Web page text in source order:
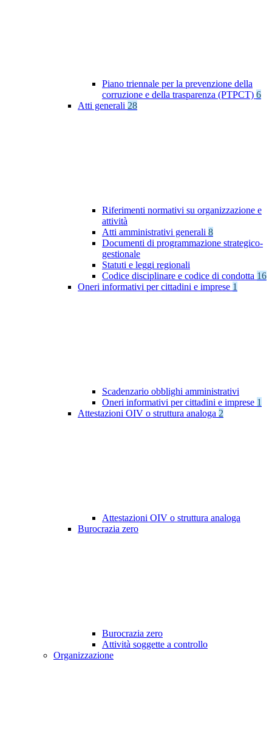
Piano triennale per la prevenzione della
corruzione e della trasparenza (PTPCT) 6
Atti generali 28
Riferimenti normativi su organizzazione e
attività
Atti amministrativi generali 8
Documenti di programmazione strategico-
gestionale
Statuti e leggi regionali
Codice disciplinare e codice di condotta 16
Oneri informativi per cittadini e imprese 1
Scadenzario obblighi amministrativi
Oneri informativi per cittadini e imprese 1
Attestazioni OIV o struttura analoga 2
Attestazioni OIV o struttura analoga
Burocrazia zero
Burocrazia zero
Attività soggette a controllo
Organizzazione